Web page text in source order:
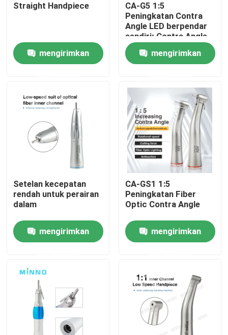
Tentang kita
Wisata pabrik
Kontrol kualitas
Hubungi kami
Quote request suatu
Handpiece Gigi Berkecepatan Rendah
Handpiece Gigi Berkecepatan Tinggi
Straight Handpiece
mengirimkan
CA-G5 1:5
Peningkatan Contra
Angle LED berpendar
sendiri; Contra Angle
Fiber Optik
mengirimkan
Setelan kecepatan
rendah untuk perairan
dalam
mengirimkan
CA-GS1 1:5
Peningkatan Fiber
Optic Contra Angle
mengirimkan